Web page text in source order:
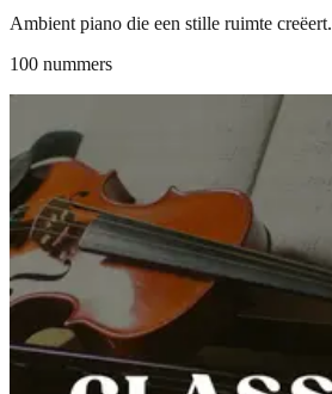
Ambient piano die een stille ruimte creëert.
100 nummers